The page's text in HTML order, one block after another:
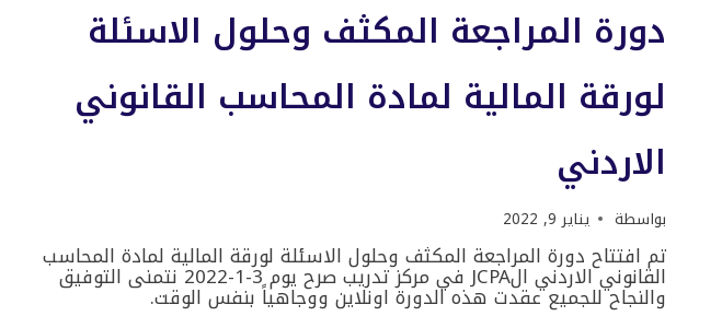
دورة المراجعة المكثف وحلول الاسئلة
لورقة المالية لمادة المحاسب القانوني
الاردني
بواسطة يناير 9, 2022
تم افتتاح دورة المراجعة المكثف وحلول الاسئلة لورقة المالية لمادة المحاسب
القانوني الاردني الJCPA في مركز تدريب صرح يوم 3-1-2022 نتمنى التوفيق
والنجاح للجميع عقدت هذه الدورة اونلاين ووجاهياً بنفس الوقت.